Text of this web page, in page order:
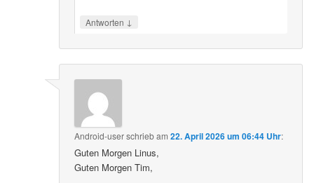
Antworten ↓
Android-userschriebam22. April 2026 um 06:44 Uhr:
Guten Morgen Linus,
Guten Morgen Tim,